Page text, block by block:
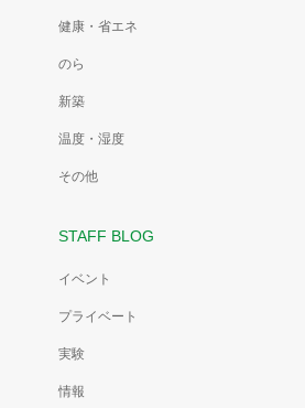
健康・省エネ
のら
新築
温度・湿度
その他
STAFF BLOG
イベント
プライベート
実験
情報